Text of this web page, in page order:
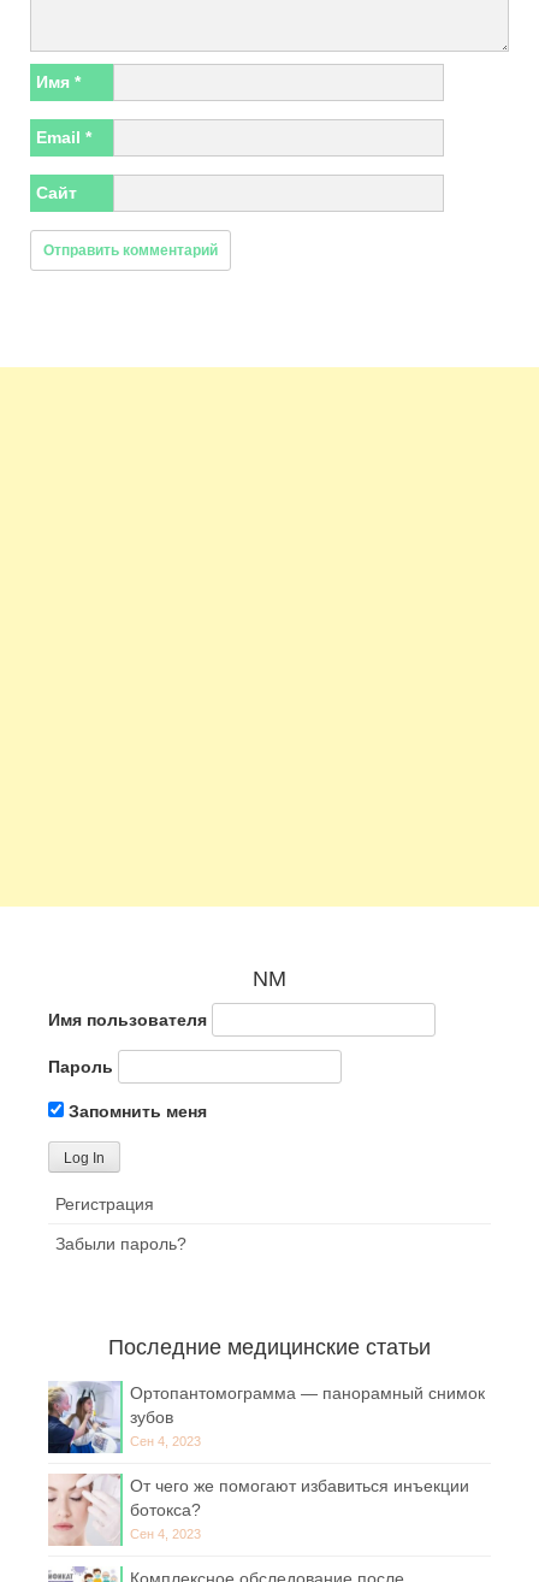
Имя *
Email *
Сайт
NM
Имя пользователя
Пароль
Запомнить меня
Регистрация
Забыли пароль?
Последние медицинские статьи
Ортопантомограмма — панорамный снимок
зубов
Сен 4, 2023
От чего же помогают избавиться инъекции
ботокса?
Сен 4, 2023